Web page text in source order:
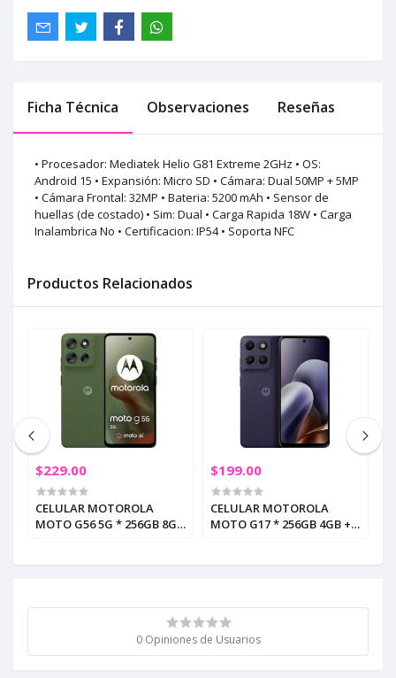
0 Opiniones de Usuarios
Ficha Técnica Observaciones Reseñas
• Procesador: Mediatek Helio G81 Extreme 2GHz • OS:
Android 15 • Expansión: Micro SD • Cámara: Dual 50MP + 5MP
• Cámara Frontal: 32MP • Bateria: 5200 mAh • Sensor de
huellas (de costado) • Sim: Dual • Carga Rapida 18W • Carga
Inalambrica No • Certificacion: IP54 • Soporta NFC
Productos Relacionados
$229.00
CELULAR MOTOROLA
MOTO G56 5G * 256GB 8GB
$199.00
CELULAR MOTOROLA
MOTO G17 * 256GB 4GB +